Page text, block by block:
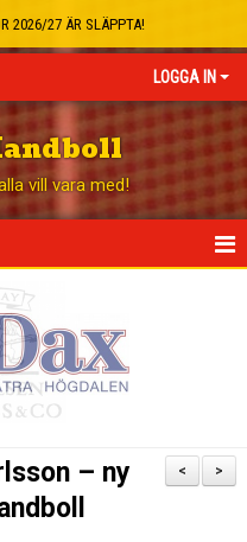
2026/27 ÄR SLÄPPTA!
LOGGA IN
vill vara med!
>
<
– ny